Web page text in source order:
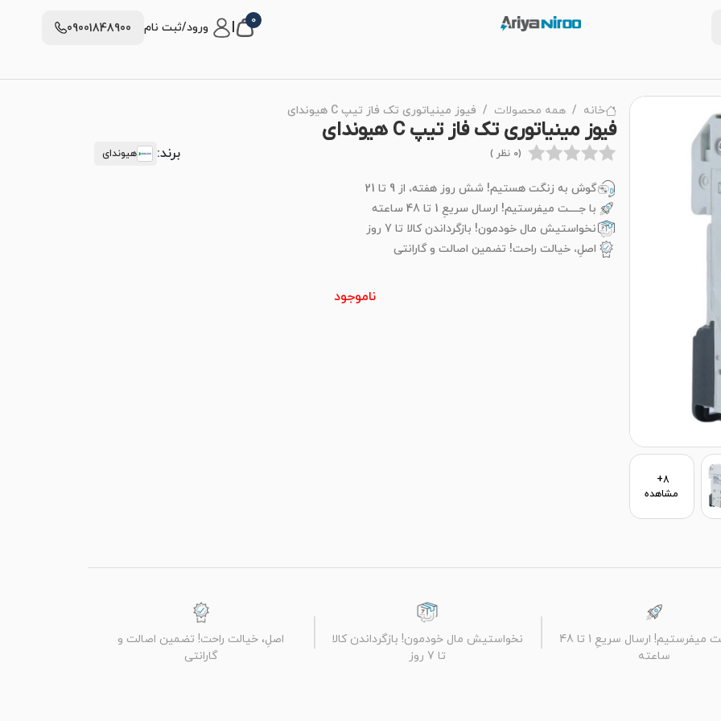
0 ورود/ثبت نام 09001848900
8+
مشاهده
خانه همه محصولات فیوز مینیاتوری تک فاز تیپ C هیوندای
فیوز مینیاتوری تک فاز تیپ C هیوندای
(0 نظر ) برند: هیوندای
گوش به زنگت هستیم! شش روز هفته، از 9 تا 21
با جــــت میفرستیم! ارسال سریعِ 1 تا 48 ساعته
نخواستیش مال خودمون! بازگرداندن کالا تا 7 روز
اصلِ، خیالت راحت! تضمین اصالت و گارانتی
ناموجود
با جــــت میفرستیم! ارسال سریعِ 1 تا 48
ساعته
نخواستیش مال خودمون! بازگرداندن کالا
تا 7 روز
اصلِ، خیالت راحت! تضمین اصالت و
گارانتی